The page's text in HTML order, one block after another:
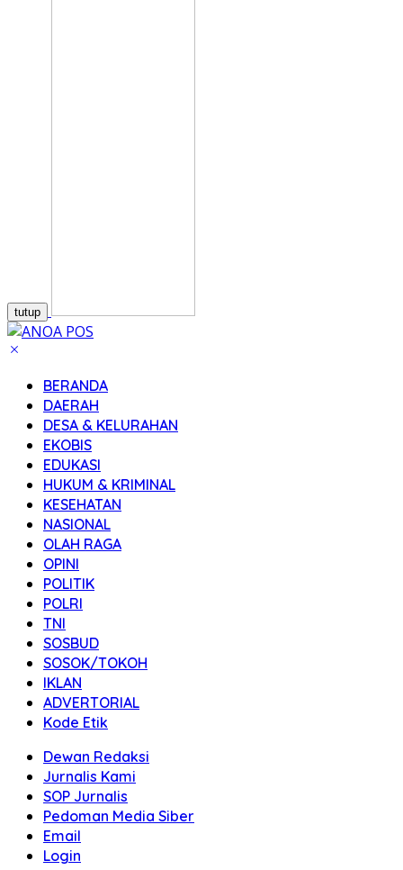
tutup
BERANDA
DAERAH
DESA & KELURAHAN
EKOBIS
EDUKASI
HUKUM & KRIMINAL
KESEHATAN
NASIONAL
OLAH RAGA
OPINI
POLITIK
POLRI
TNI
SOSBUD
SOSOK/TOKOH
IKLAN
ADVERTORIAL
Kode Etik
Dewan Redaksi
Jurnalis Kami
SOP Jurnalis
Pedoman Media Siber
Email
Login